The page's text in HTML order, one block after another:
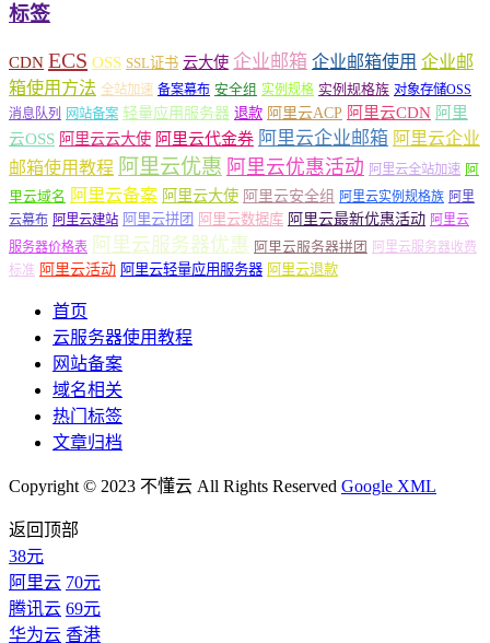
标签
CDN ECS OSS SSL证书 云大使 企业邮箱 企业邮箱使用 企业邮
箱使用方法 全站加速 备案幕布 安全组 实例规格 实例规格族 对象存储OSS
消息队列
网站备案 轻量应用服务器 退款 阿里云ACP 阿里云CDN 阿里
云OSS 阿里云云大使 阿里云代金券 阿里云企业邮箱 阿里云企业
邮箱使用教程 阿里云优惠 阿里云优惠活动 阿里云全站加速 阿
里云域名 阿里云备案 阿里云大使 阿里云安全组 阿里云实例规格族 阿里
云幕布 阿里云建站 阿里云拼团 阿里云数据库 阿里云最新优惠活动 阿里云
服务器价格表 阿里云服务器优惠 阿里云服务器拼团 阿里云服务器收费
标准 阿里云活动 阿里云轻量应用服务器 阿里云退款
首页
云服务器使用教程
网站备案
域名相关
热门标签
文章归档
Copyright © 2023 不懂云 All Rights Reserved Google XML
返回顶部
38元
阿里云 70元
腾讯云 69元
华为云 香港